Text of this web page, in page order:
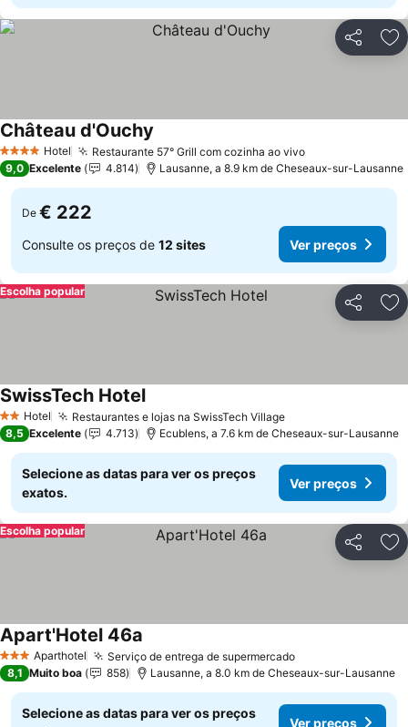
Partilhar
4 EstrelasHotel Restaurante 57° Grill com cozinha ao vivo
Château d'Ouchy
9,0 Excelente 4.814 Lausanne, a 8.9 km de Cheseaux-sur-Lausanne
De € 222
Consulte os preços de 12 sites Ver preços
Partilhar
Escolha popular
2 Estrelas
Hotel Restaurantes e lojas na SwissTech Village
SwissTech Hotel
8,5 Excelente 4.713 Ecublens, a 7.6 km de Cheseaux-sur-Lausanne
Selecione as datas para ver os preços
exatos.
Ver preços
Partilhar
Escolha popular
3 EstrelasAparthotel Serviço de entrega de supermercado
Apart'Hotel 46a
8,1 Muito boa 858 Lausanne, a 8.0 km de Cheseaux-sur-Lausanne
Selecione as datas para ver os preços
Ver preços